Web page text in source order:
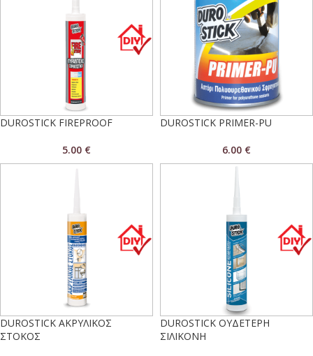
DUROSTICK FIREPROOF
5.00 €
DUROSTICK PRIMER-PU
6.00 €
DUROSTICK ΑΚΡΥΛΙΚΟΣ
ΣΤΟΚΟΣ
DUROSTICK ΟΥΔΕΤΕΡΗ
ΣΙΛΙΚΟΝΗ